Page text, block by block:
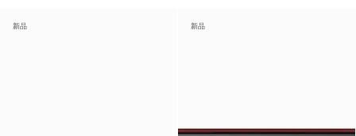
新品 新品